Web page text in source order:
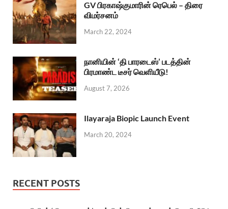
GV பிரகாஷ்குமாரின் ரெபெல் – திரை
விமர்சனம்
March 22, 2024
நானியின் ‘தி பாரடைஸ்’ படத்தின்
பிரமாண்ட டீசர் வெளியீடு!
August 7, 2026
Ilayaraja Biopic Launch Event
March 20, 2024
RECENT POSTS